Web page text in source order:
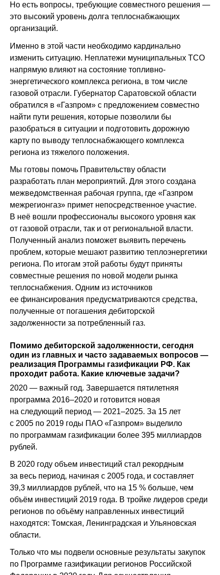
Но есть вопросы, требующие совместного решения —
это высокий уровень долга теплоснабжающих
организаций.
Именно в этой части необходимо кардинально
изменить ситуацию. Неплатежи муниципальных ТСО
напрямую влияют на состояние топливно-
энергетического комплекса региона, в том числе
газовой отрасли. Губернатор Саратовской области
обратился в «Газпром» с предложением совместно
найти пути решения, которые позволили бы
разобраться в ситуации и подготовить дорожную
карту по выводу теплоснабжающего комплекса
региона из тяжелого положения.
Мы готовы помочь Правительству области
разработать план мероприятий. Для этого создана
межведомственная рабочая группа, где «Газпром
межрегионгаз» примет непосредственное участие.
В неё вошли профессионалы высокого уровня как
от газовой отрасли, так и от региональной власти.
Полученный анализ поможет выявить перечень
проблем, которые мешают развитию теплоэнергетики
региона. По итогам этой работы будут приняты
совместные решения по новой модели рынка
теплоснабжения. Одним из источников
ее финансирования предусматриваются средства,
полученные от погашения дебиторской
задолженности за потребленный газ.
Помимо дебиторской задолженности, сегодня
один из главных и часто задаваемых вопросов —
реализация Программы газификации РФ. Как
проходит работа. Какие ключевые задачи?
2020 — важный год. Завершается пятилетняя
программа 2016–2020 и готовится новая
на следующий период — 2021–2025. За 15 лет
с 2005 по 2019 годы ПАО «Газпром» выделило
по программам газификации более 395 миллиардов
рублей.
В 2020 году объем инвестиций стал рекордным
за весь период, начиная с 2005 года, и составляет
39,3 миллиардов рублей, что на 15 % больше, чем
объём инвестиций 2019 года. В тройке лидеров среди
регионов по объёму направленных инвестиций
находятся: Томская, Ленинградская и Ульяновская
области.
Только что мы подвели основные результаты закупок
по Программе газификации регионов Российской